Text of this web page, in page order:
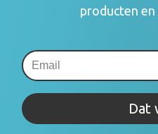
producten en
Dat